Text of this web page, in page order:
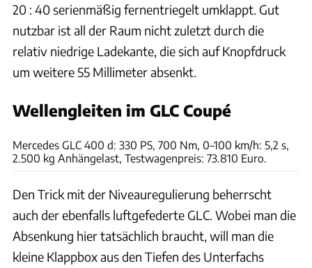
20 : 40 serienmäßig fernentriegelt umklappt. Gut
nutzbar ist all der Raum nicht zuletzt durch die
relativ niedrige Ladekante, die sich auf Knopfdruck
um weitere 55 Millimeter absenkt.
Wellengleiten im GLC Coupé
Mercedes GLC 400 d: 330 PS, 700 Nm, 0–100 km/h: 5,2 s,
2.500 kg Anhängelast, Testwagenpreis: 73.810 Euro.
Den Trick mit der Niveauregulierung beherrscht
auch der ebenfalls luftgefederte GLC. Wobei man die
Absenkung hier tatsächlich braucht, will man die
kleine Klappbox aus den Tiefen des Unterfachs